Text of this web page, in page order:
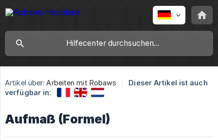
Artikel über: Arbeiten mit Robaws
Dieser Artikel ist auch
verfügbar in:
Aufmaß (Formel)